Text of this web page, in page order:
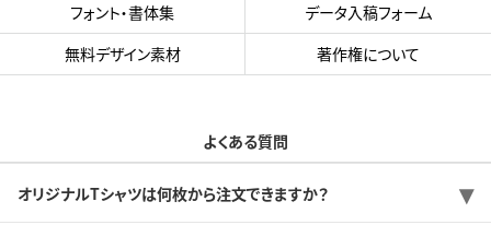
フォント・書体集
データ入稿フォーム
無料デザイン素材
著作権について
よくある質問
オリジナルTシャツは何枚から注文できますか？